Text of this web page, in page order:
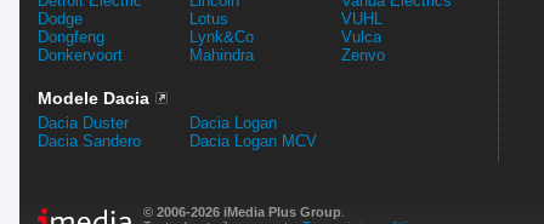
Dodge
Dongfeng
Donkervoort
Lotus
Lynk&Co
Mahindra
VUHL
Vulca
Zenvo
Modele Dacia
Dacia Duster
Dacia Sandero
Dacia Logan
Dacia Logan MCV
© 2006-2026 iMedia Plus Group